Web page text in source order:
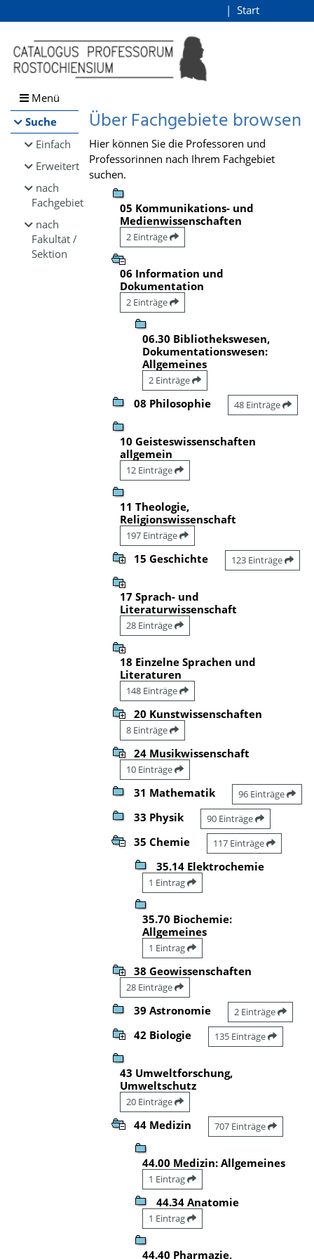
Browsen
direkt zum Inhalt
Start
Menü
Suche
Einfach
Erweitert
nach
Fachgebiet
nach
Fakultät /
Sektion
Über Fachgebiete browsen
Hier können Sie die Professoren und
Professorinnen nach Ihrem Fachgebiet
suchen.
05 Kommunikations- und
Medienwissenschaften
2 Einträge
06 Information und
Dokumentation
2 Einträge
06.30 Bibliothekswesen,
Dokumentationswesen:
Allgemeines
2 Einträge
08 Philosophie 48 Einträge
10 Geisteswissenschaften
allgemein
12 Einträge
11 Theologie,
Religionswissenschaft
197 Einträge
15 Geschichte 123 Einträge
17 Sprach- und
Literaturwissenschaft
28 Einträge
18 Einzelne Sprachen und
Literaturen
148 Einträge
20 Kunstwissenschaften
8 Einträge
24 Musikwissenschaft
10 Einträge
31 Mathematik 96 Einträge
33 Physik 90 Einträge
35 Chemie 117 Einträge
35.14 Elektrochemie
1 Eintrag
35.70 Biochemie:
Allgemeines
1 Eintrag
38 Geowissenschaften
28 Einträge
39 Astronomie 2 Einträge
42 Biologie 135 Einträge
43 Umweltforschung,
Umweltschutz
20 Einträge
44 Medizin 707 Einträge
44.00 Medizin: Allgemeines
1 Eintrag
44.34 Anatomie
1 Eintrag
44.40 Pharmazie,